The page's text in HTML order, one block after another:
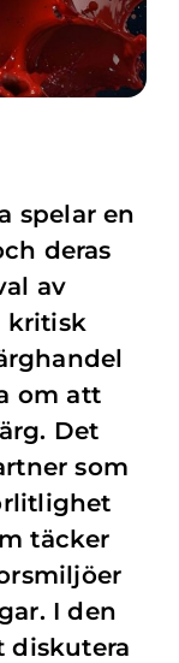
spelar en
deras
av
kritisk
om att
Det
som
täcker
I den
diskutera